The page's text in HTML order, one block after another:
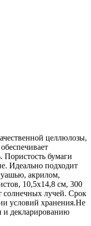
целлюлозы,
Пористость бумаги
Идеально подходит
акрилом,
10,5х14,8 см, 300
солнечных лучей. Срок
условий хранения.Не
и декларированию